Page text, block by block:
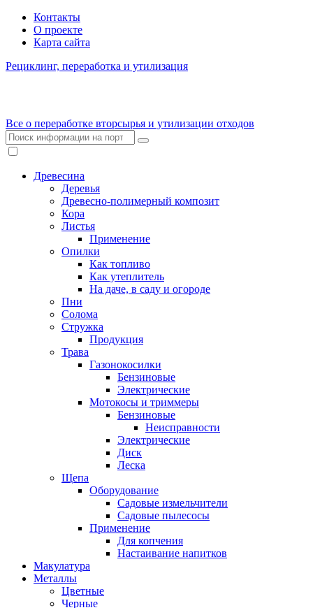
Контакты
О проекте
Карта сайта
Рециклинг, переработка и утилизация
Все о переработке вторсырья и утилизации отходов
Древесина
Деревья
Древесно-полимерный композит
Кора
Листья
Применение
Опилки
Как топливо
Как утеплитель
На даче, в саду и огороде
Пни
Солома
Стружка
Продукция
Трава
Газонокосилки
Бензиновые
Электрические
Мотокосы и триммеры
Бензиновые
Неисправности
Электрические
Диск
Леска
Щепа
Оборудование
Садовые измельчители
Садовые пылесосы
Применение
Для копчения
Настаивание напитков
Макулатура
Металлы
Цветные
Черные